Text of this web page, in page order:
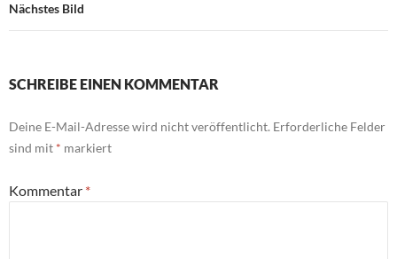
Nächstes Bild
SCHREIBE EINEN KOMMENTAR
Deine E-Mail-Adresse wird nicht veröffentlicht. Erforderliche Felder
sind mit * markiert
Kommentar *